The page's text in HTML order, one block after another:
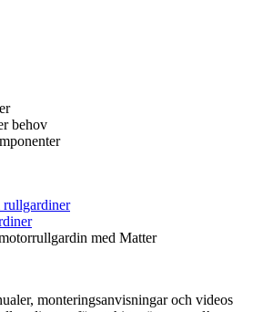
behov
med Matter
monteringsanvisningar och videos